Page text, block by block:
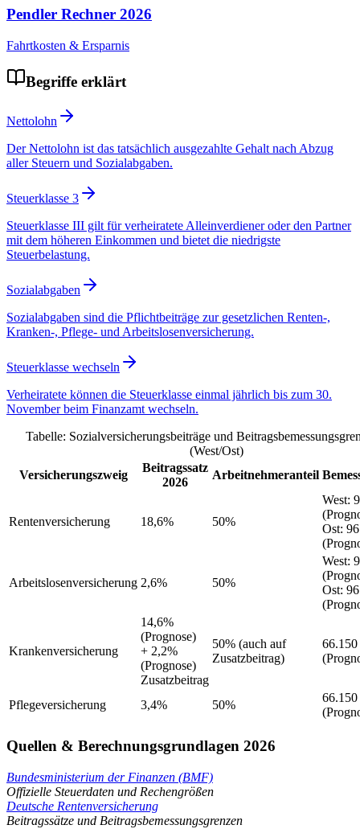
Pendler Rechner 2026
Fahrtkosten & Ersparnis
Begriffe erklärt
Nettolohn
Der Nettolohn ist das tatsächlich ausgezahlte Gehalt nach Abzug
aller Steuern und Sozialabgaben.
Steuerklasse 3
Steuerklasse III gilt für verheiratete Alleinverdiener oder den Partner
mit dem höheren Einkommen und bietet die niedrigste
Steuerbelastung.
Sozialabgaben
Sozialabgaben sind die Pflichtbeiträge zur gesetzlichen Renten-,
Kranken-, Pflege- und Arbeitslosenversicherung.
Steuerklasse wechseln
Verheiratete können die Steuerklasse einmal jährlich bis zum 30.
November beim Finanzamt wechseln.
Tabelle: Sozialversicherungsbeiträge und
(West/Ost)
Versicherungszweig
Beitragssatz
2026
Arbeitnehmeranteil
Rentenversicherung 18,6% 50%
West:
Ost:
Arbeitslosenversicherung 2,6% 50%
West:
Ost:
Krankenversicherung
14,6%
(Prognose)
+ 2,2%
(Prognose)
Zusatzbeitrag
50% (auch auf
Zusatzbeitrag)
66.150
Pflegeversicherung 3,4% 50%
66.150
Quellen & Berechnungsgrundlagen 2026
Bundesministerium der Finanzen (BMF)
Offizielle Steuerdaten und Rechengrößen
Deutsche Rentenversicherung
Beitragssätze und Beitragsbemessungsgrenzen